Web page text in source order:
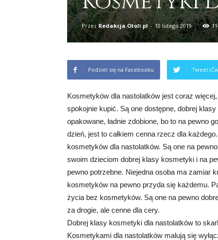
Przez Redakcja Otoli.pl - 10 lutego 2019
Podziel się na Facebooku Tweet
Kosmetyków dla nastolatków jest coraz
spokojnie kupić. Są one dostępne, dobrej
opakowane, ładnie zdobione, bo to na pewno
dzień, jest to całkiem cenna rzecz dla
kosmetyków dla nastolatków. Są one na
swoim dzieciom dobrej klasy kosmetyki i na
pewno potrzebne. Niejedna osoba ma zamiar
kosmetyków na pewno przyda się każdemu.
życia bez kosmetyków. Są one na pewno
za drogie, ale cenne dla cery.
Dobrej klasy kosmetyki dla nastolatków to
Kosmetykami dla nastolatków malują się